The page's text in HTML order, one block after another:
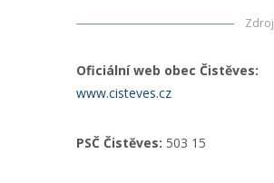
Zdroj
Oficiální web obec Čistěves:
www.cisteves.cz
PSČ Čistěves: 503 15